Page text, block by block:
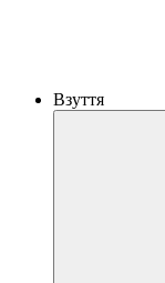
Взуття